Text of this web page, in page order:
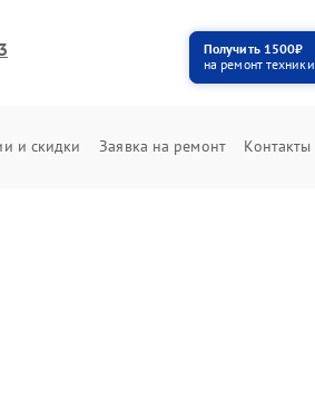
Получить 1500₽
на ремонт техники
и скидки Заявка на ремонт Контакты